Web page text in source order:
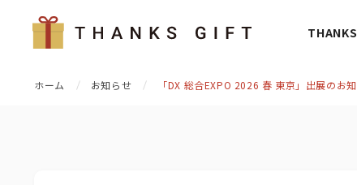
ホーム お知らせ 「DX 総合EXPO 2026 春 東京」出展のお